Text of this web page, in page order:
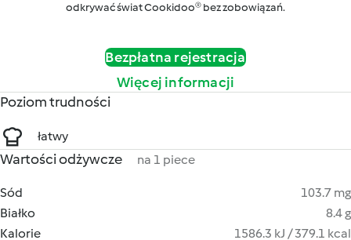
odkrywać świat Cookidoo® bez zobowiązań.
Bezpłatna rejestracja
Więcej informacji
Poziom trudności
łatwy
Wartości odżywcze na 1 piece
Sód
103.7 mg
Białko
8.4 g
Kalorie
1586.3 kJ / 379.1 kcal